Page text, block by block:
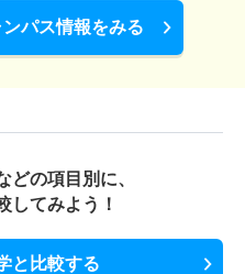
パス情報をみる
どの項目別に、
してみよう！
と比較する